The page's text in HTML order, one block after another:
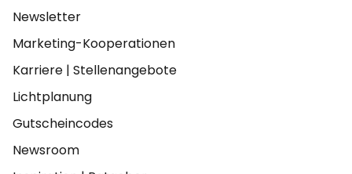
Newsletter
Marketing-Kooperationen
Karriere | Stellenangebote
Lichtplanung
Gutscheincodes
Newsroom